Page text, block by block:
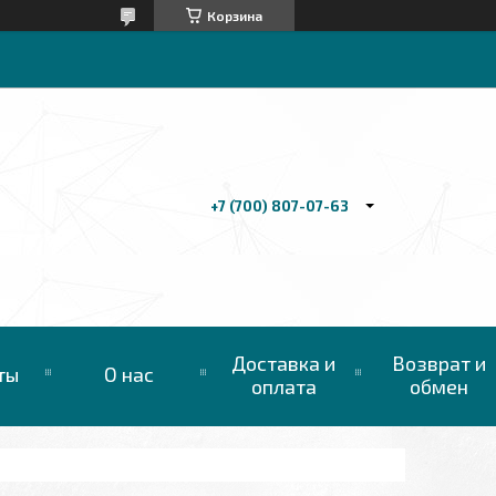
Корзина
+7 (700) 807-07-63
О нас
Доставка и
оплата
Возврат и
обмен